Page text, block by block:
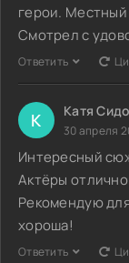
герои.
Смотрел с
Ответить
К Катя
30 апреля
Интересный
Актёры
Рекомендую
хороша!
Ответить